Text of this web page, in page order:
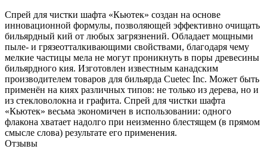
Спрей для чистки шафта «Кьютек» создан на основе
инновационной формулы, позволяющей эффективно очищать
бильярдный кий от любых загрязнений. Обладает мощными
пыле- и грязеотталкивающими свойствами, благодаря чему
мелкие частицы мела не могут проникнуть в поры древесины
бильярдного кия. Изготовлен известным канадским
производителем товаров для бильярда Cuetec Inc. Может быть
применён на киях различных типов: не только из дерева, но и
из стекловолокна и графита. Спрей для чистки шафта
«Кьютек» весьма экономичен в использовании: одного
флакона хватает надолго при неизменно блестящем (в прямом
смысле слова) результате его применения.
Отзывы